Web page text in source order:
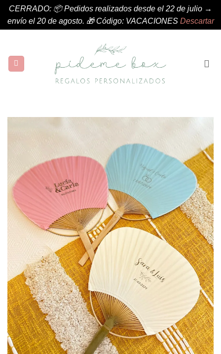
CERRADO: 📦 Pedidos realizados desde el 22 de julio →
envío el 20 de agosto. 🎁 Código: VACACIONES Descartar
contenido